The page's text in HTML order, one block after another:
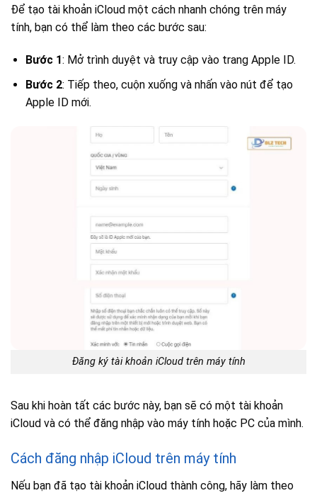
Để tạo tài khoản iCloud một cách nhanh chóng trên máy
tính, bạn có thể làm theo các bước sau:
Bước 1: Mở trình duyệt và truy cập vào trang Apple ID.
Bước 2: Tiếp theo, cuộn xuống và nhấn vào nút để tạo
Apple ID mới.
Đăng ký tài khoản iCloud trên máy tính
Sau khi hoàn tất các bước này, bạn sẽ có một tài khoản
iCloud và có thể đăng nhập vào máy tính hoặc PC của mình.
Cách đăng nhập iCloud trên máy tính
Nếu bạn đã tạo tài khoản iCloud thành công, hãy làm theo